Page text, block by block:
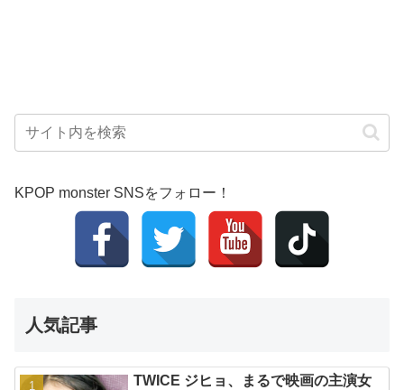
KPOP monster SNSをフォロー！
人気記事
TWICE ジヒョ、まるで映画の主演女